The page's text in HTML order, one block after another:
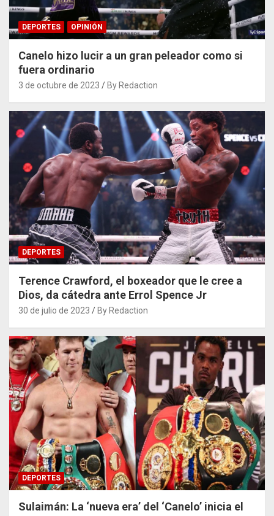
DEPORTES OPINIÓN
Canelo hizo lucir a un gran peleador como si
fuera ordinario
3 de octubre de 2023 By Redaction
DEPORTES
Terence Crawford, el boxeador que le cree a
Dios, da cátedra ante Errol Spence Jr
30 de julio de 2023 By Redaction
DEPORTES
Sulaimán: La ‘nueva era’ del ‘Canelo’ inicia el